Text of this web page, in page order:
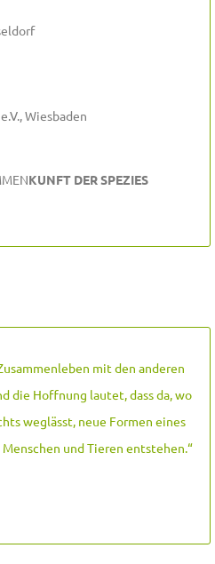
Wiesbaden
KUNFT DER SPEZIES
mit den anderen
die Hoffnung lautet, dass da, wo
weglässt, neue Formen eines
und Tieren entstehen.“